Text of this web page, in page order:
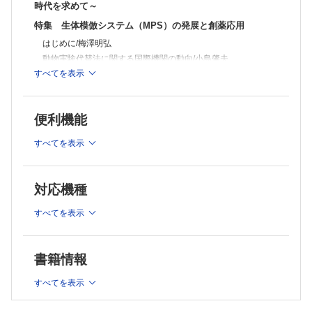
時代を求めて～
特集 生体模倣システム（MPS）の発展と創薬応用
はじめに/梅澤明弘
動物実験代替法に関する国際機関の動向/小島肇夫
生体模倣システムの医薬品の研究開発への活用─ その価値と可
生体模倣システムを利用した薬物動態学研究/楠原洋之・石田
薬剤性肝障害回避に向けた肝臓生体模倣システムへの期待/荒
の現状/前田和哉
AMED－MPS事業/国立研究開発法人日本医療研究開発機構 再
医療DX ─ 進展するデジタル医療に関する最新動向と関連知識
19 AIの目で心電図を読み直す/谷口浩久・田村雄一
すべてを表示
便利機能
すべてを表示
対応機種
すべてを表示
書籍情報
すべてを表示